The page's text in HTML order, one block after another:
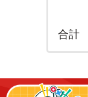
合計